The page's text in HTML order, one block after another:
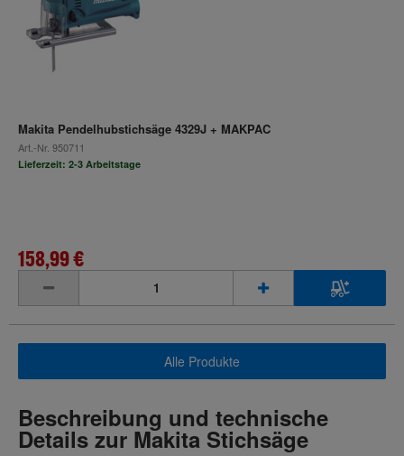
Makita Pendelhubstichsäge 4329J + MAKPAC
Art.-Nr. 950711
Lieferzeit: 2-3 Arbeitstage
158,99 €
Alle Produkte
Beschreibung und technische
Details zur Makita Stichsäge